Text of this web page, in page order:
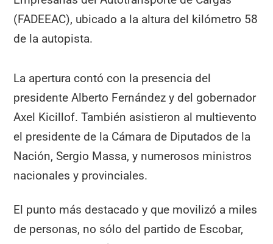
(FADEEAC), ubicado a la altura del kilómetro 58
de la autopista.
La apertura contó con la presencia del
presidente Alberto Fernández y del gobernador
Axel Kicillof. También asistieron al multievento
el presidente de la Cámara de Diputados de la
Nación, Sergio Massa, y numerosos ministros
nacionales y provinciales.
El punto más destacado y que movilizó a miles
de personas, no sólo del partido de Escobar,